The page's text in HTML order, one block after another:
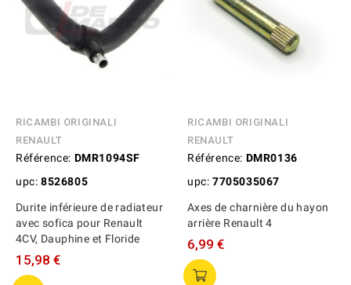
RICAMBI ORIGINALI
RENAULT
Référence: DMR1094SF
upc: 8526805
Durite inférieure de radiateur
avec sofica pour Renault
4CV, Dauphine et Floride
15,98 €
RICAMBI ORIGINALI
RENAULT
Référence: DMR0136
upc: 7705035067
Axes de charnière du hayon
arrière Renault 4
6,99 €